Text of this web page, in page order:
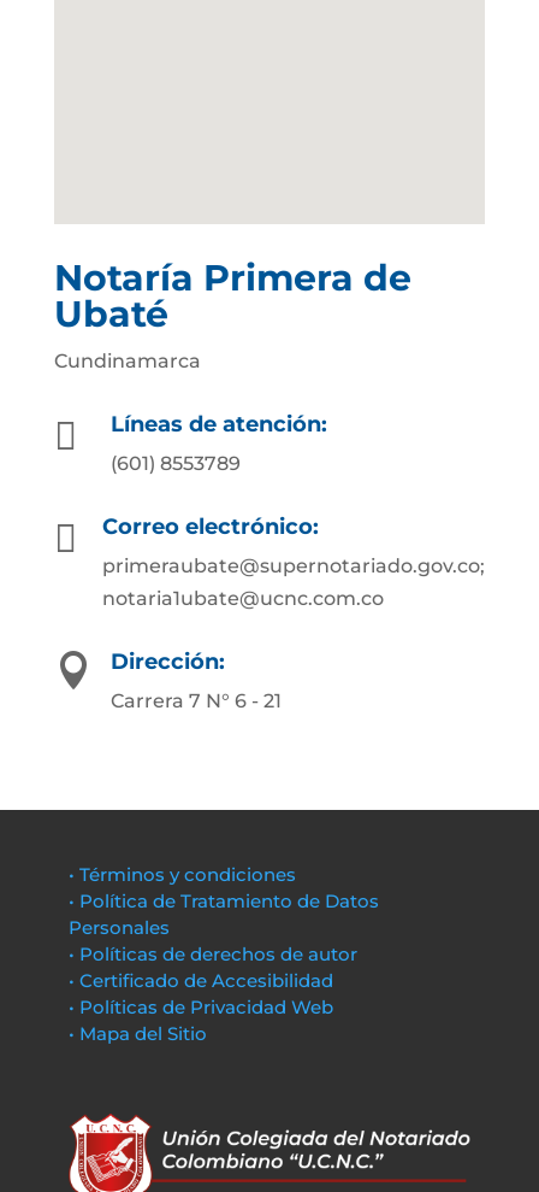
Notaría Primera de
Ubaté
Cundinamarca
 Líneas de atención:
(601) 8553789
 Correo electrónico:
primeraubate@supernotariado.gov.co;
notaria1ubate@ucnc.com.co
 Dirección:
Carrera 7 N° 6 - 21
• Términos y condiciones
• Política de Tratamiento de Datos
Personales
• Políticas de derechos de autor
• Certificado de Accesibilidad
• Políticas de Privacidad Web
• Mapa del Sitio